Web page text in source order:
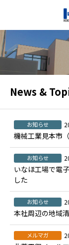
News &
お知らせ
機械工業見本市
お知らせ
いなほ工場で電
した
お知らせ
本社周辺の地域
メルマガ